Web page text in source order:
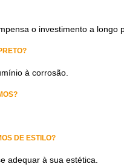
o investimento a longo
à corrosão.
DE ESTILO?
adequar à sua estética.